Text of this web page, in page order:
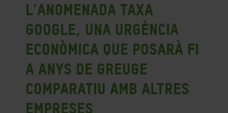
L'anomenada Taxa
Google, una urgència
econòmica que posarà fi
a anys de greuge
comparatiu amb altres
empreses